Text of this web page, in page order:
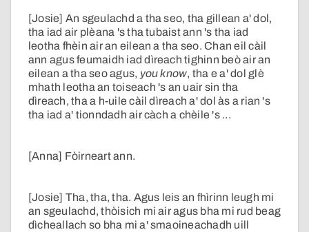
[Josie] An sgeulachd a tha seo, tha gillean a' dol,
tha iad air plèana 's tha tubaist ann 's tha iad
leotha fhèin air an eilean a tha seo. Chan eil càil
ann agus feumaidh iad dìreach tighinn beò air an
eilean a tha seo agus, you know, tha e a' dol glè
mhath leotha an toiseach 's an uair sin tha
dìreach, tha a h-uile càil dìreach a' dol às a rian 's
tha iad a' tionndadh air càch a chèile 's ...
[Anna] Fòirneart ann.
[Josie] Tha, tha, tha. Agus leis an fhìrinn leugh mi
an sgeulachd, thòisich mi air agus bha mi rud beag
dìcheallach so bha mi a' smaoineachadh uill